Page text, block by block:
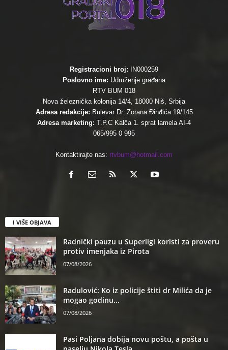
Registracioni broj:
IN000259
Poslovno ime: Udruženje građana
RTV BUM 018
Nova železnička kolonija 14/4, 18000 Niš, Srbija
Adresa redakcije: Bulevar Dr. Zorana Đinđića 19/145
Adresa marketing: T.P.C Kalča 1. sprat lamela AI-4
065/995 0 995
Kontaktirajte nas: rtvbum@hotmail.com
I VIŠE OBJAVA
Radnički pauzu u Superligi koristi za proveru
protiv imenjaka iz Pirota
07/08/2026
Radulović: Ko iz policije štiti dr Milića da je
mogao godinu...
07/08/2026
Pasi Poljana dobija novu poštu, a pošta u